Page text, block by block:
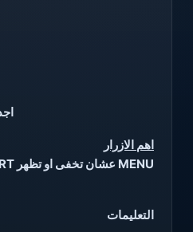
اهم الازرار
اضغط INSERT عشان تخفى او تظهر MENU
التعليمات